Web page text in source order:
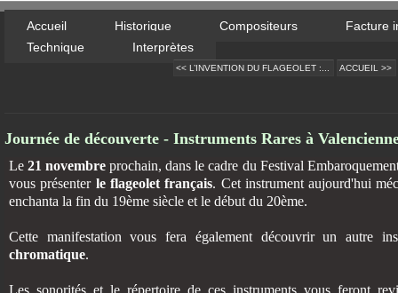
Accueil Historique Compositeurs
Facture
Technique
Interprètes
<< L’INVENTION DU FLAGEOLET :... ACCUEIL >>
Journée de découverte - Instruments Rares à
Le21 novembre prochain, dans le cadre du Festival
vous présenter le flageolet français. Cet instrument aujourd'hui
enchanta la fin du 19ème siècle et le début du 20ème.
Cette manifestation vous fera également découvrir un autre
chromatique.
Les sonorités et le répertoire de ces instruments vous feront